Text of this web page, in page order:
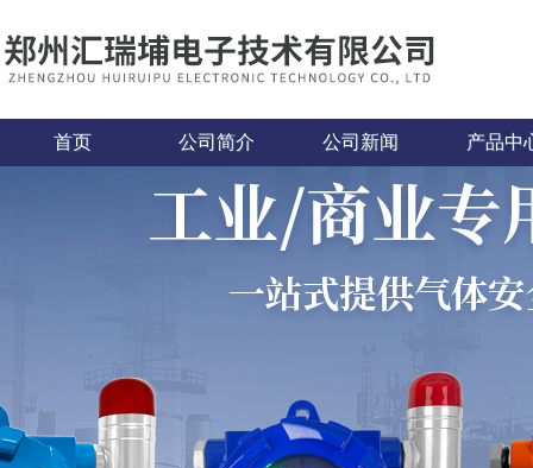
首页 公司简介 公司新闻 产品中